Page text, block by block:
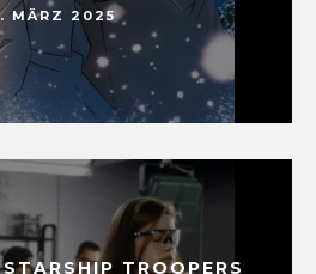
MÄRZ 2025
TROOPERS